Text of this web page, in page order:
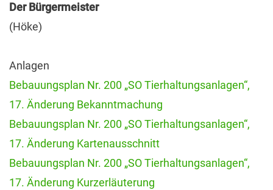
Der Bürgermeister
(Höke)
Anlagen
Bebauungsplan Nr. 200 „SO Tierhaltungsanlagen“,
17. Änderung Bekanntmachung
Bebauungsplan Nr. 200 „SO Tierhaltungsanlagen“,
17. Änderung Kartenausschnitt
Bebauungsplan Nr. 200 „SO Tierhaltungsanlagen“,
17. Änderung Kurzerläuterung